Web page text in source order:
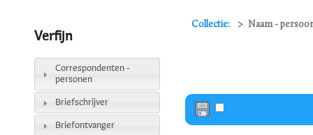
Collectie: Naam -
Verfijn
Correspondenten -
personen
Briefschrijver
Briefontvanger